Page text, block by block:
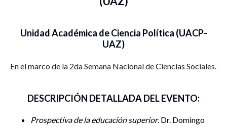
Unidad Académica de Ciencia Política (UACP-
UAZ)
En el marco de la 2da Semana Nacional de Ciencias Sociales.
DESCRIPCIÓN DETALLADA DEL EVENTO:
Prospectiva de la educación superior. Dr. Domingo